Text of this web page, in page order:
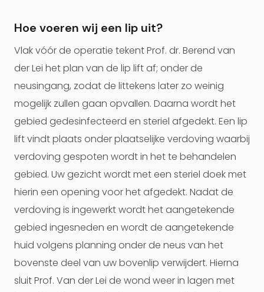
Hoe voeren wij een lip uit?
Vlak vóór de operatie tekent Prof. dr. Berend van
der Lei het plan van de lip lift af; onder de
neusingang, zodat de littekens later zo weinig
mogelijk zullen gaan opvallen. Daarna wordt het
gebied gedesinfecteerd en steriel afgedekt. Een lip
lift vindt plaats onder plaatselijke verdoving waarbij
verdoving gespoten wordt in het te behandelen
gebied. Uw gezicht wordt met een steriel doek met
hierin een opening voor het afgedekt. Nadat de
verdoving is ingewerkt wordt het aangetekende
gebied ingesneden en wordt de aangetekende
huid volgens planning onder de neus van het
bovenste deel van uw bovenlip verwijdert. Hierna
sluit Prof. Van der Lei de wond weer in lagen met